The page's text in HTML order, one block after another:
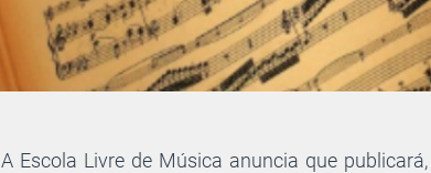
A Escola Livre de Música anuncia que